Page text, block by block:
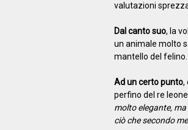
valutazioni
Dal canto suo, la
un animale molto
mantello del felino.
Ad un certo punto,
perfino del re
molto elegante,
ciò che secondo